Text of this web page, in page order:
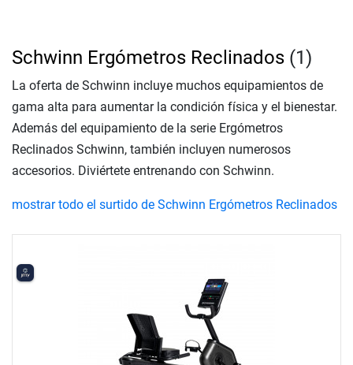
Schwinn Ergómetros Reclinados (1)
La oferta de Schwinn incluye muchos equipamientos de
gama alta para aumentar la condición física y el bienestar.
Además del equipamiento de la serie Ergómetros
Reclinados Schwinn, también incluyen numerosos
accesorios. Diviértete entrenando con Schwinn.
mostrar todo el surtido de Schwinn Ergómetros Reclinados